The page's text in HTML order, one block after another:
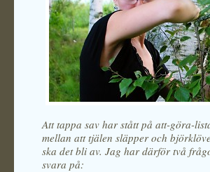
Att tappa sav har stått på att-göra-
mellan att tjälen släpper och
ska det bli av. Jag har därför två
svara på: